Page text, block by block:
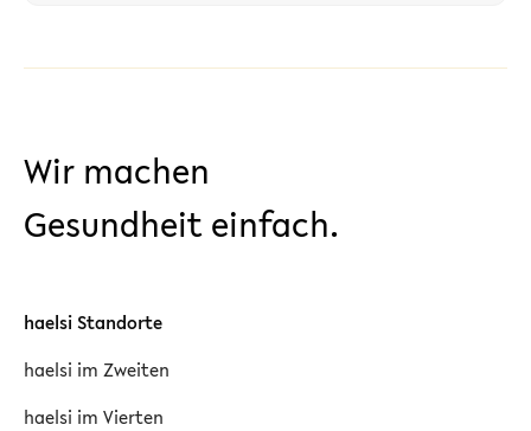
Wir machen
Gesundheit einfach.
haelsi Standorte
haelsi im Zweiten
haelsi im Vierten